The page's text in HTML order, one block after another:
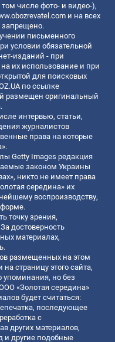
числе фото- и видео-),
и на всех
запрещено.
письменного
условии обязательной
изданий - при
их использование и при
для поисковых
по ссылке
размещен оригинальный
интервью, статьи,
журналистов
права на которые
Getty Images редакция
законом Украины
никто не имеет права
середина» их
воспроизводству,
точку зрения,
достоверность
материалах,
размещенных на этом
страницу этого сайта,
упоминания, но без
«Золотая середина»
будет считаться:
последующее
с
других материалов,
и другие подобные